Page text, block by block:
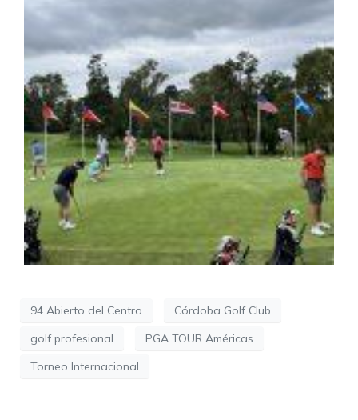
94 Abierto del Centro
Córdoba Golf Club
golf profesional
PGA TOUR Américas
Torneo Internacional